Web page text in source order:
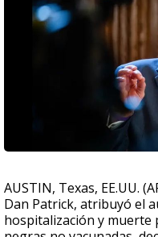
AUSTIN, Texas, EE.UU.
Dan Patrick, atribuyó el
hospitalización y muerte